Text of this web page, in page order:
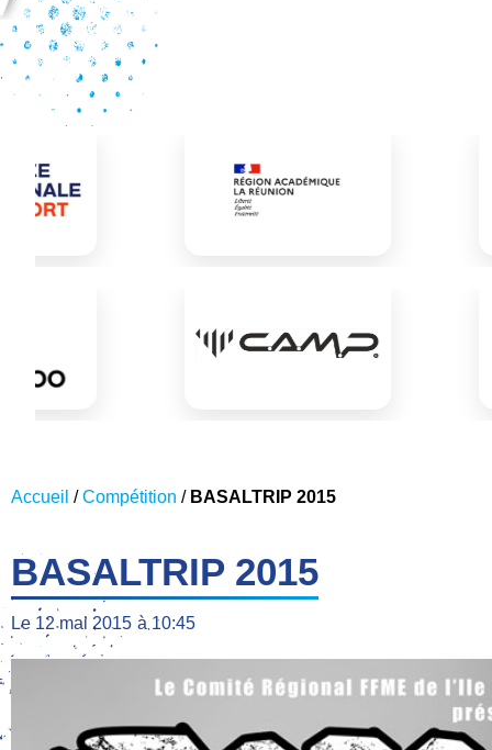
Accueil /Compétition / BASALTRIP 2015
BASALTRIP 2015
Le 12 mai 2015 à 10:45